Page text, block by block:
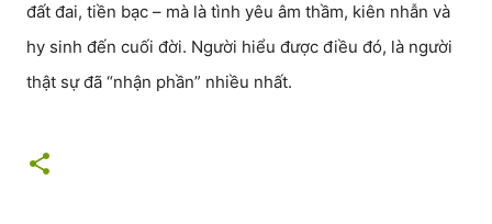
đất đai, tiền bạc – mà là tình yêu âm thầm, kiên nhẫn và
hy sinh đến cuối đời. Người hiểu được điều đó, là người
thật sự đã “nhận phần” nhiều nhất.